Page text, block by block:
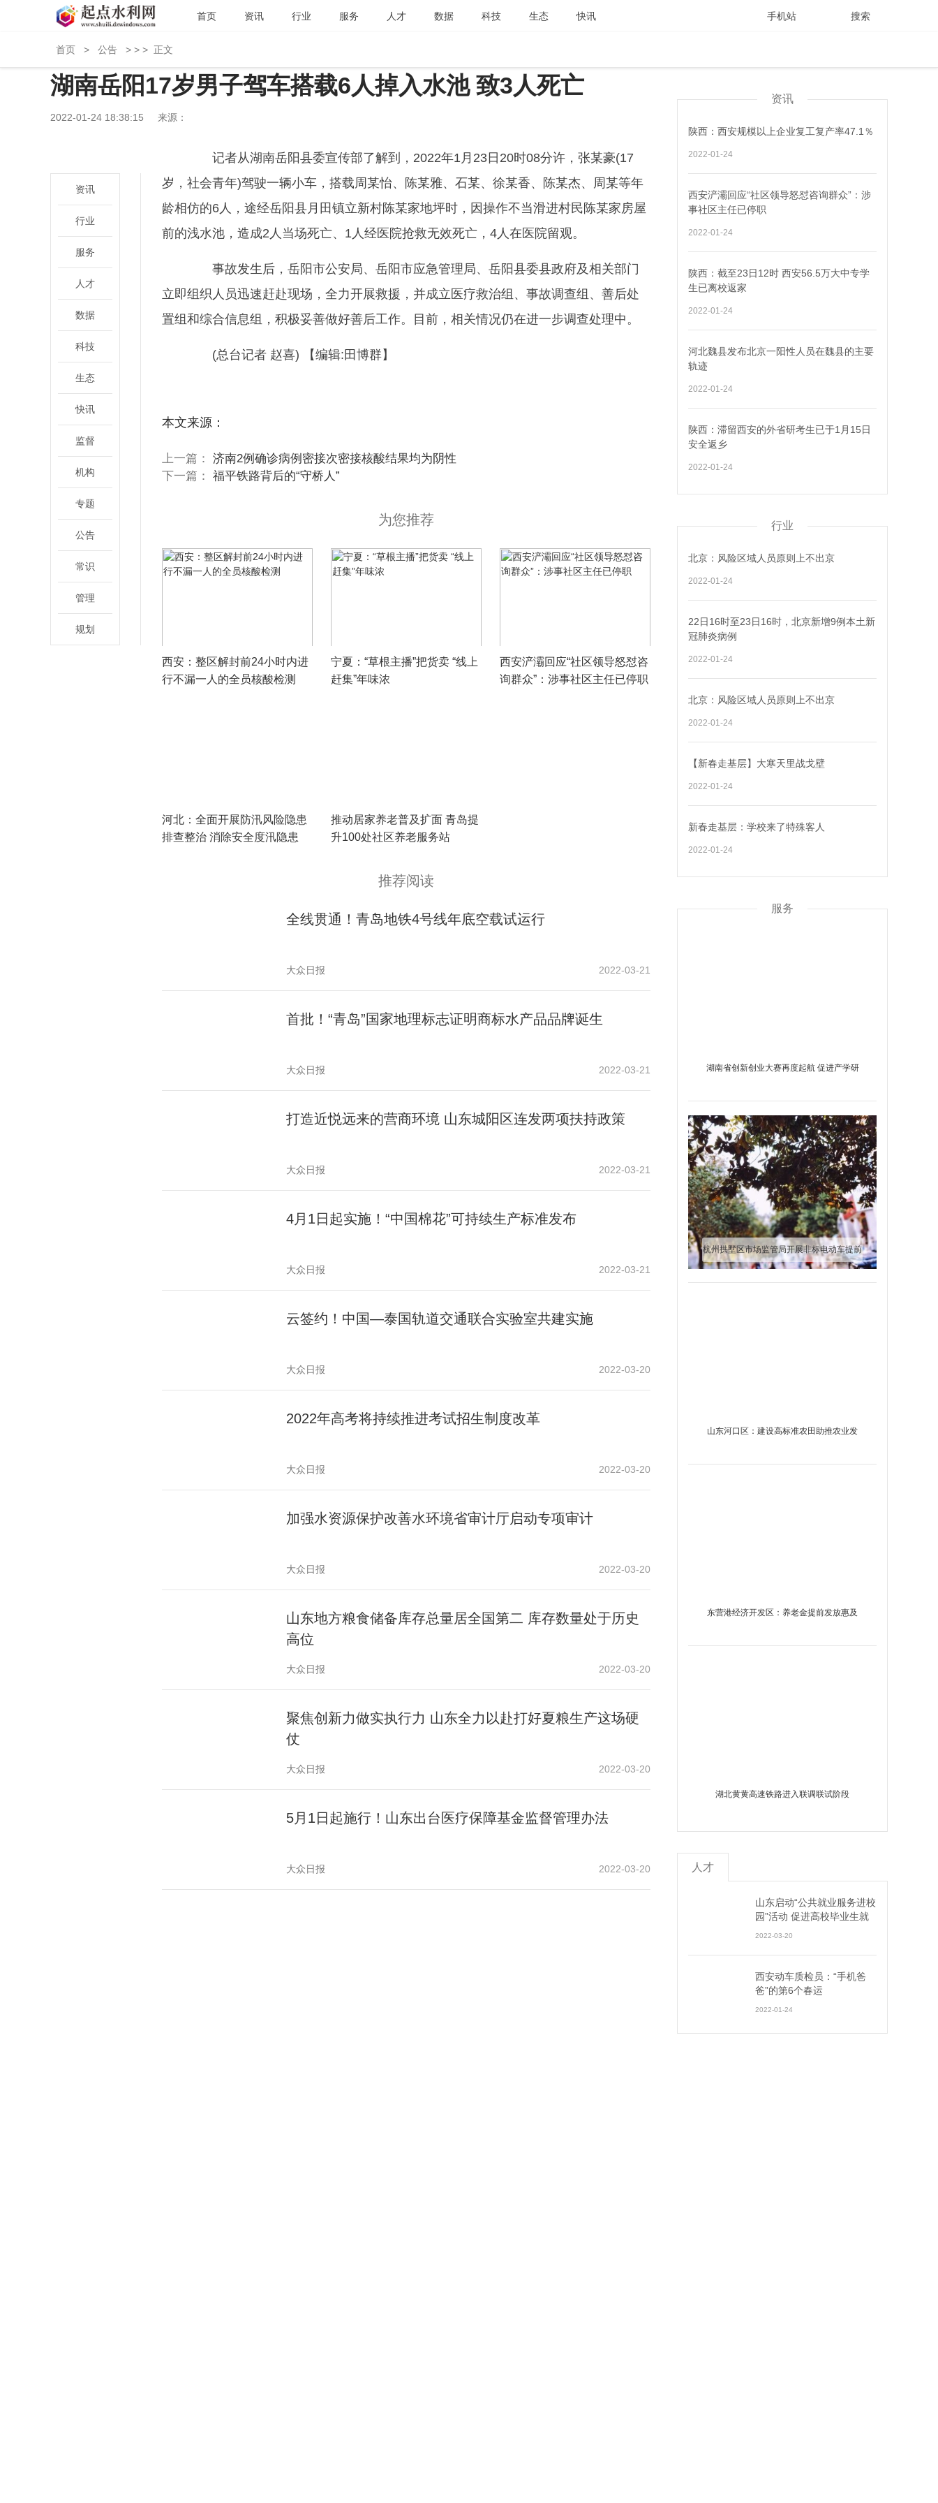
首页 资讯 行业 服务 人才 数据 科技 生态 快讯 手机站 搜索
首页 > 公告 > > > 正文
湖南岳阳17岁男子驾车搭载6人掉入水池 致3人死亡
2022-01-24 18:38:15 来源：
资讯
行业
服务
人才
数据
科技
生态
快讯
监督
机构
专题
公告
常识
管理
规划
记者从湖南岳阳县委宣传部了解到，2022年1月23日20时08分许，张某豪(17
岁，社会青年)驾驶一辆小车，搭载周某怡、陈某雅、石某、徐某香、陈某杰、周某等年
龄相仿的6人，途经岳阳县月田镇立新村陈某家地坪时，因操作不当滑进村民陈某家房屋
前的浅水池，造成2人当场死亡、1人经医院抢救无效死亡，4人在医院留观。
事故发生后，岳阳市公安局、岳阳市应急管理局、岳阳县委县政府及相关部门
立即组织人员迅速赶赴现场，全力开展救援，并成立医疗救治组、事故调查组、善后处
置组和综合信息组，积极妥善做好善后工作。目前，相关情况仍在进一步调查处理中。
(总台记者 赵喜) 【编辑:田博群】
本文来源：
上一篇： 济南2例确诊病例密接次密接核酸结果均为阴性
下一篇： 福平铁路背后的“守桥人”
为您推荐
西安：整区解封前24小时内进
行不漏一人的全员核酸检测
宁夏：“草根主播”把货卖 “线上
赶集”年味浓
西安浐灞回应“社区领导怒怼咨
询群众”：涉事社区主任已停职
河北：全面开展防汛风险隐患
排查整治 消除安全度汛隐患
推动居家养老普及扩面 青岛提
升100处社区养老服务站
推荐阅读
全线贯通！青岛地铁4号线年底空载试运行
大众日报 2022-03-21
首批！“青岛”国家地理标志证明商标水产品品牌诞生
大众日报 2022-03-21
打造近悦远来的营商环境 山东城阳区连发两项扶持政策
大众日报 2022-03-21
4月1日起实施！“中国棉花”可持续生产标准发布
大众日报 2022-03-21
云签约！中国—泰国轨道交通联合实验室共建实施
大众日报 2022-03-20
2022年高考将持续推进考试招生制度改革
大众日报 2022-03-20
加强水资源保护改善水环境省审计厅启动专项审计
大众日报 2022-03-20
山东地方粮食储备库存总量居全国第二 库存数量处于历史
高位
大众日报 2022-03-20
聚焦创新力做实执行力 山东全力以赴打好夏粮生产这场硬
仗
大众日报 2022-03-20
5月1日起施行！山东出台医疗保障基金监督管理办法
大众日报 2022-03-20
资讯
陕西：西安规模以上企业复工复产率47.1％
2022-01-24
西安浐灞回应“社区领导怒怼咨询群众”：涉
事社区主任已停职
2022-01-24
陕西：截至23日12时 西安56.5万大中专学
生已离校返家
2022-01-24
河北魏县发布北京一阳性人员在魏县的主要
轨迹
2022-01-24
陕西：滞留西安的外省研考生已于1月15日
安全返乡
2022-01-24
行业
北京：风险区域人员原则上不出京
2022-01-24
22日16时至23日16时，北京新增9例本土新
冠肺炎病例
2022-01-24
北京：风险区域人员原则上不出京
2022-01-24
【新春走基层】大寒天里战戈壁
2022-01-24
新春走基层：学校来了特殊客人
2022-01-24
服务
湖南省创新创业大赛再度起航 促进产学研
杭州拱墅区市场监管局开展非标电动车提前
山东河口区：建设高标准农田助推农业发
东营港经济开发区：养老金提前发放惠及
湖北黄黄高速铁路进入联调联试阶段
人才
山东启动“公共就业服务进校
园”活动 促进高校毕业生就
2022-03-20
西安动车质检员：“手机爸
爸”的第6个春运
2022-01-24